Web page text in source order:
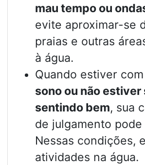
mau tempo ou
evite aproximar-se
praias e outras
à água.
Quando estiver com
sono ou não estiver
sentindo bem, sua
de julgamento pode
Nessas condições,
atividades na água.